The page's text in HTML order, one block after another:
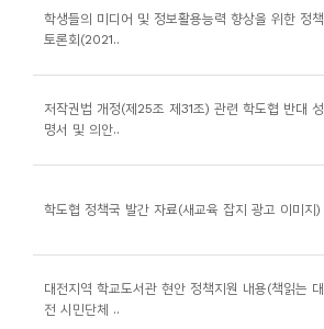
학생들의 미디어 및 정보활용능력 향상을 위한 정책
토론회(2021..
저작권법 개정(제25조 제31조) 관련 학도협 반대 성
명서 및 의안..
학도협 정책국 발간 자료(새교육 잡지 광고 이미지)
대전지역 학교도서관 현안 정책지원 내용(책읽는 대
전 시민단체 ..